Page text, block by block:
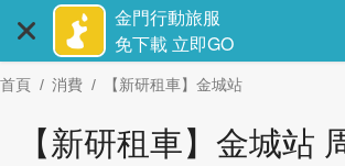
主
要
金門行動旅服
免下載 立即GO
首頁 消費 【新研租車】金城站
【新研租車】金城站